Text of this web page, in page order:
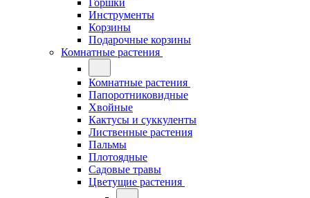
Горшки
Инструменты
Корзины
Подарочные корзины
Комнатные растения
Комнатные растения
Папоротниковидные
Хвойные
Кактусы и суккуленты
Лиственные растения
Пальмы
Плотоядные
Садовые травы
Цветущие растения